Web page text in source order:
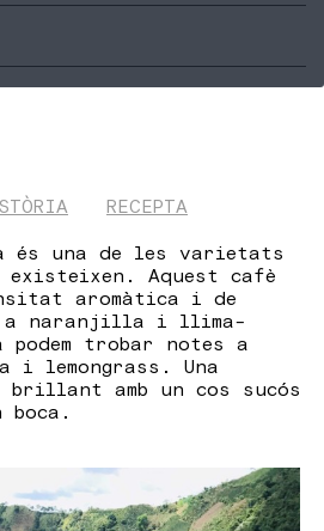
RECEPTA
és una de les varietats
existeixen. Aquest cafè
aromàtica i de
a naranjilla i llima-
podem trobar notes a
i lemongrass. Una
amb un cos sucós
boca.